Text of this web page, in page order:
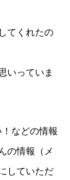
てくれたの
いっていま
などの情報
の情報（メ
していただ